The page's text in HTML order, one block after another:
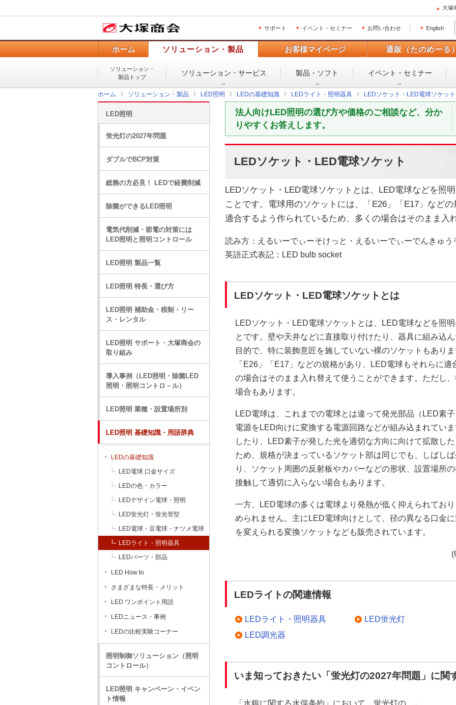
大塚
サポート イベント・セミナー お問い合わせ English
ホーム ソリューション・製品 お客様マイページ 通販（たのめーる）
ソリューション・
製品トップ
ソリューション・ サービス 製品・ソフト イベント・ セミナー
ホーム ソリューション・製品 LED照明 LEDの基礎知識 LEDライト・照明器具 LEDソケット・LED電球ソケット
法人向けLED照明の選び方や価格のご相談など、分か
りやすくお答えします。
LEDソケット・LED電球ソケット
LEDソケット・LED電球ソケットとは、LED電球などを照
ことです。電球用のソケットには、「E26」「E17」など
適合するよう作られているため、多くの場合はそのまま入
読み方：えるいーでぃーそけっと・えるいーでぃーでんきゅう
英語正式表記：LED bulb socket
LEDソケット・LED電球ソケットとは
LEDソケット・LED電球ソケットとは、LED電球などを照
とです。壁や天井などに直接取り付けたり、器具に組み込
目的で、特に装飾意匠を施していない裸のソケットもあり
「E26」「E17」などの規格があり、LED電球もそれらに適
の場合はそのまま入れ替えて使うことができます。ただし
場合もあります。
LED電球は、これまでの電球とは違って発光部品（LED素
電源をLED向けに変換する電源回路などが組み込まれてい
したり、LED素子が発した光を適切な方向に向けて拡散し
ため、規格が決まっているソケット部は同じでも、しばし
り、ソケット周囲の反射板やカバーなどの形状、設置場所
接触して適切に入らない場合もあります。
一方、LED電球の多くは電球より発熱が低く抑えられてお
められません。主にLED電球向けとして、径の異なる口金
を変えられる変換ソケットなども販売されています。
LEDライトの関連情報
LEDライト・照明器具
LED調光器
LED蛍光灯
いま知っておきたい「蛍光灯の2027年問題」に関
LED照明
蛍光灯の2027年問題
ダブルでBCP対策
総務の方必見！ LEDで経費削減
除菌ができるLED照明
電気代削減・節電の対策には
LED照明と照明コントロール
LED照明 製品一覧
LED照明 特長・選び方
LED照明 補助金・税制・リー
ス・レンタル
LED照明 サポート・大塚商会の
取り組み
導入事例（LED照明・除菌LED
照明・照明コントロ－ル）
LED照明 業種・設置場所別
LED照明 基礎知識・用語辞典
LEDの基礎知識
LED電球 口金サイズ
LEDの色・カラー
LEDデザイン電球・照明
LED蛍光灯・蛍光管型
LED電球・豆電球・ナツメ電球
LEDライト・照明器具
LEDパーツ・部品
LED How to
さまざまな特長・メリット
LED ワンポイント用語
LEDニュース・事例
LEDの比較実験コーナー
照明制御ソリューション（照明
コントロール）
LED照明 キャンペーン・イベン
ト情報